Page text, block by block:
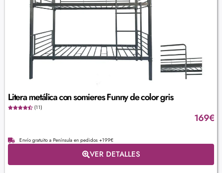
Litera metálica con somieres Funny de color gris
(11)
169€
Envío gratuito a Península en pedidos +199€
VER DETALLES